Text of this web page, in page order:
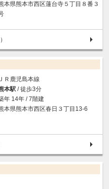
本県熊本市西区蓮台寺５丁目８番３
）
ＪＲ鹿児島本線
本駅 / 徒歩3分
年 14年 / 7階建
本県熊本市西区春日３丁目13-6